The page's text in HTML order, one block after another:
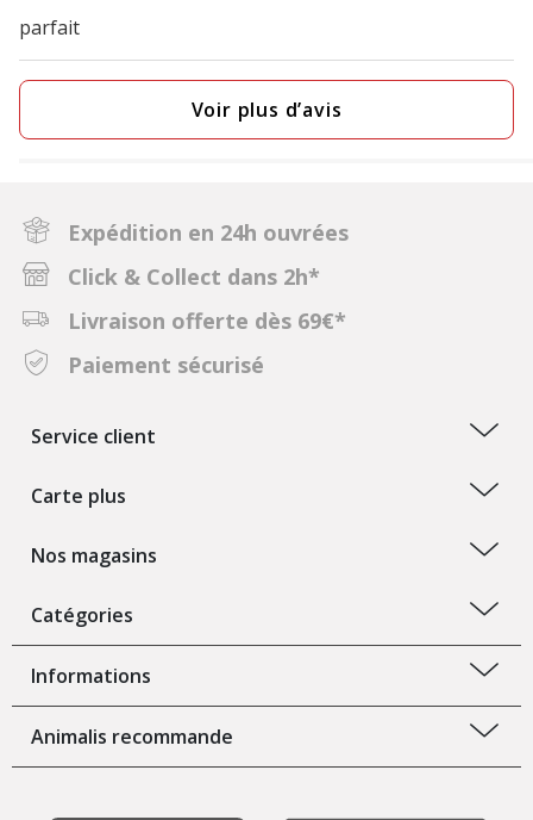
parfait
Voir plus d’avis
Expédition en 24h ouvrées
Click & Collect dans 2h*
Livraison offerte dès 69€*
Paiement sécurisé
Service client
Carte plus
Nos magasins
Catégories
Informations
Animalis recommande